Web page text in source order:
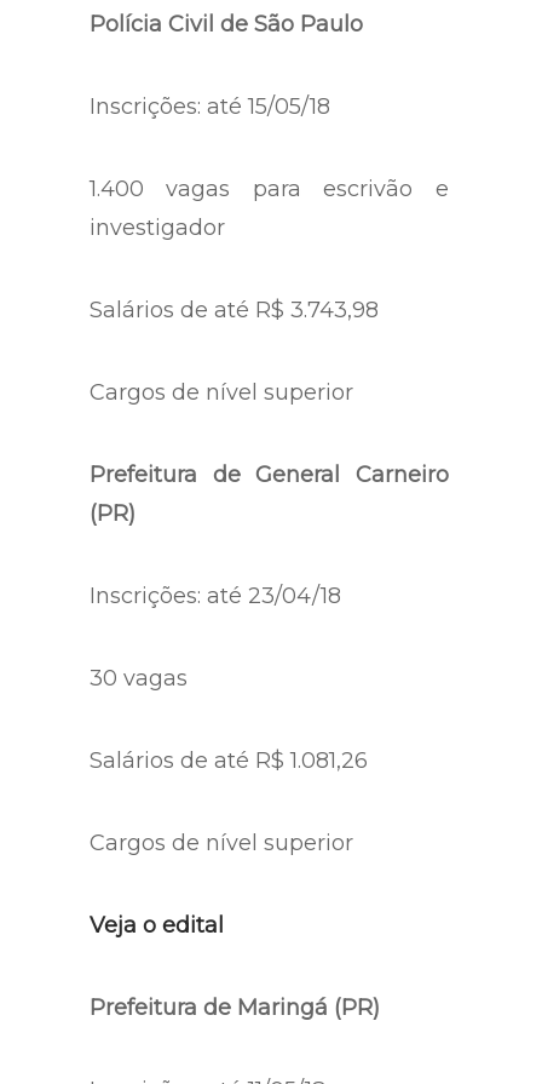
Polícia Civil de São Paulo
Inscrições: até 15/05/18
1.400 vagas para escrivão e
investigador
Salários de até R$ 3.743,98
Cargos de nível superior
Prefeitura de General Carneiro
(PR)
Inscrições: até 23/04/18
30 vagas
Salários de até R$ 1.081,26
Cargos de nível superior
Veja o edital
Prefeitura de Maringá (PR)